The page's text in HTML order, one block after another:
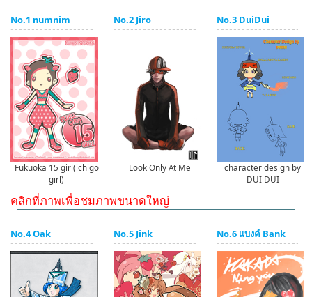
No.1 numnim
Fukuoka 15 girl(ichigo
girl)
No.2 Jiro
Look Only At Me
No.3 DuiDui
character design by
DUI DUI
คลิกที่ภาพเพื่อชมภาพขนาดใหญ่
No.4 Oak No.5 Jink No.6 แบงค์ Bank